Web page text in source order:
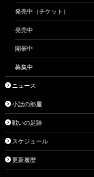
発売中（チケット）
発売中
開催中
募集中
ニュース
小話の部屋
戦いの足跡
スケジュール
更新履歴